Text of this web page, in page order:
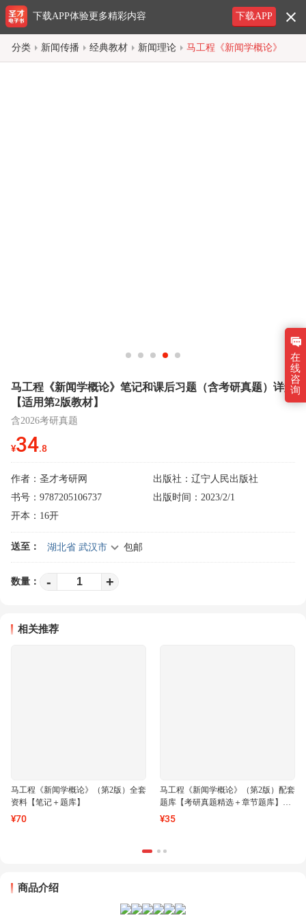
分类 新闻传播 经典教材 新闻理论 马工程《新闻学概论》
马工程《新闻学概论》笔记和课后习题（含考研真题）详解
【适用第2版教材】
含2026考研真题
¥34.8
作者： 圣才考研网
出版社：辽宁人民出版社
书号：9787205106737
出版时间：2023/2/1
开本：16开
送至： 湖北省 武汉市 包邮
数量： - +
相关推荐
马工程《新闻学概论》（第2版）全套
资料【笔记＋题库】
¥70
马工程《新闻学概论》（第2版）配套
题库【考研真题精选＋章节题库】AI
讲解
¥35
商品介绍
下载APP
下载APP体验更多精彩内容
在
线
咨
询